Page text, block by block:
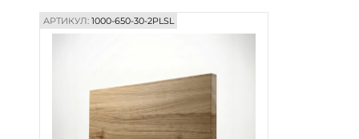
АРТИКУЛ:1000-650-30-2PLSL